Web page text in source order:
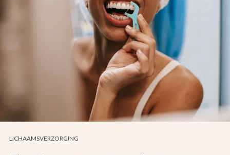
LICHAAMSVERZORGING